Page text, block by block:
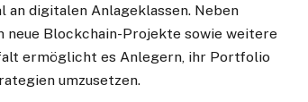
an digitalen Anlageklassen. Neben
neue Blockchain-Projekte sowie weitere
ermöglicht es Anlegern, ihr Portfolio
umzusetzen.